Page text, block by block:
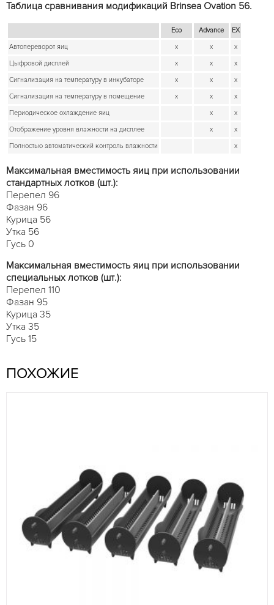
Таблица сравнивания модификаций Brinsea Ovation 56.
Eco Advance EX
Автопереворот яиц x x x
Цыфровой дисплей x x x
Сигнализация на температуру в инкубаторе x x x
Сигнализация на температуру в помещение x x x
Периодическое охлаждение яиц x x
Отображение уровня влажности на дисплее x x
Полностью автоматический контроль влажности x
Максимальная вместимость яиц при использовании
стандартных лотков (шт.):
Перепел 96
Фазан 96
Курица 56
Утка 56
Гусь 0
Максимальная вместимость яиц при использовании
специальных лотков (шт.):
Перепел 110
Фазан 95
Курица 35
Утка 35
Гусь 15
ПОХОЖИЕ